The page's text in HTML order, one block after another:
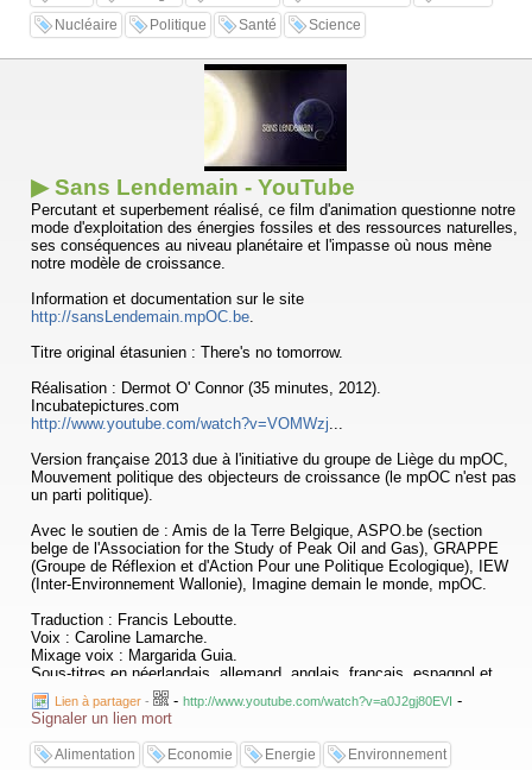
Nucléaire
Politique Santé Science
▶ Sans Lendemain - YouTube
Percutant et superbement réalisé, ce film d'animation questionne notre
mode d'exploitation des énergies fossiles et des ressources naturelles,
ses conséquences au niveau planétaire et l'impasse où nous mène
notre modèle de croissance.
Information et documentation sur le site
http://sansLendemain.mpOC.be.
Titre original étasunien : There's no tomorrow.
Réalisation : Dermot O' Connor (35 minutes, 2012).
Incubatepictures.com
http://www.youtube.com/watch?v=VOMWzj...
Version française 2013 due à l'initiative du groupe de Liège du mpOC,
Mouvement politique des objecteurs de croissance (le mpOC n'est pas
un parti politique).
Avec le soutien de : Amis de la Terre Belgique, ASPO.be (section
belge de l'Association for the Study of Peak Oil and Gas), GRAPPE
(Groupe de Réflexion et d'Action Pour une Politique Ecologique), IEW
(Inter-Environnement Wallonie), Imagine demain le monde, mpOC.
Traduction : Francis Leboutte.
Voix : Caroline Lamarche.
Mixage voix : Margarida Guia.
Sous-titres en néerlandais, allemand, anglais, français, espagnol et
italien.
Lien à partager - - http://www.youtube.com/watch?v=a0J2gj80EVI -
Signaler un lien mort
Alimentation Economie Energie
Environnement